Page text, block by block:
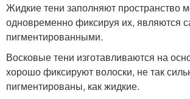
Жидкие тени заполняют пространство
одновременно фиксируя их, являются
пигментированными.
Восковые тени изготавливаются на
хорошо фиксируют волоски, не так
пигментированы, как жидкие.